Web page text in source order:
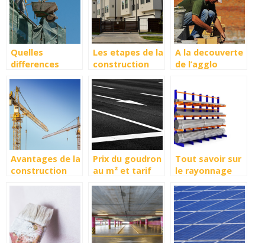
Quelles
differences
œuvre et
second œuvre ?
Les etapes de la
construction
A la decouverte
de l’agglo
Avantages de la
construction
Prix du goudron
au m² et tarif
goudronnage
Tout savoir sur
le rayonnage
definition et
utilisation